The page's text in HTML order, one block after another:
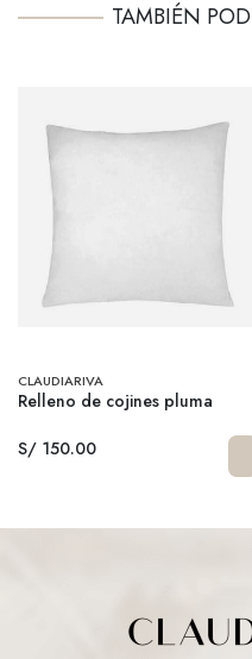
TAMBIÉN
CLAUDIARIVA
Relleno de cojines pluma
S/ 150.00